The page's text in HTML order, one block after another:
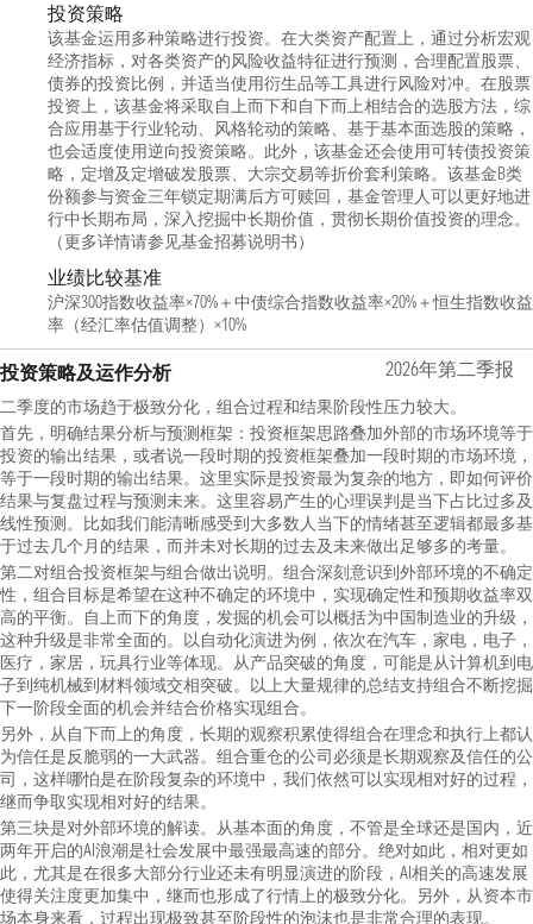
投资策略
该基金运用多种策略进行投资。在大类资产配置上，通过分析宏观
经济指标，对各类资产的风险收益特征进行预测，合理配置股票、
债券的投资比例，并适当使用衍生品等工具进行风险对冲。在股票
投资上，该基金将采取自上而下和自下而上相结合的选股方法，综
合应用基于行业轮动、风格轮动的策略、基于基本面选股的策略，
也会适度使用逆向投资策略。此外，该基金还会使用可转债投资策
略，定增及定增破发股票、大宗交易等折价套利策略。该基金B类
份额参与资金三年锁定期满后方可赎回，基金管理人可以更好地进
行中长期布局，深入挖掘中长期价值，贯彻长期价值投资的理念。
（更多详情请参见基金招募说明书）
业绩比较基准
沪深300指数收益率×70%＋中债综合指数收益率×20%＋恒生指数收益
率（经汇率估值调整）×10%
投资策略及运作分析 2026年第二季报
二季度的市场趋于极致分化，组合过程和结果阶段性压力较大。
首先，明确结果分析与预测框架：投资框架思路叠加外部的市场环境等于
投资的输出结果，或者说一段时期的投资框架叠加一段时期的市场环境，
等于一段时期的输出结果。这里实际是投资最为复杂的地方，即如何评价
结果与复盘过程与预测未来。这里容易产生的心理误判是当下占比过多及
线性预测。比如我们能清晰感受到大多数人当下的情绪甚至逻辑都最多基
于过去几个月的结果，而并未对长期的过去及未来做出足够多的考量。
第二对组合投资框架与组合做出说明。组合深刻意识到外部环境的不确定
性，组合目标是希望在这种不确定的环境中，实现确定性和预期收益率双
高的平衡。自上而下的角度，发掘的机会可以概括为中国制造业的升级，
这种升级是非常全面的。以自动化演进为例，依次在汽车，家电，电子，
医疗，家居，玩具行业等体现。从产品突破的角度，可能是从计算机到电
子到纯机械到材料领域交相突破。以上大量规律的总结支持组合不断挖掘
下一阶段全面的机会并结合价格实现组合。
另外，从自下而上的角度，长期的观察积累使得组合在理念和执行上都认
为信任是反脆弱的一大武器。组合重仓的公司必须是长期观察及信任的公
司，这样哪怕是在阶段复杂的环境中，我们依然可以实现相对好的过程，
继而争取实现相对好的结果。
第三块是对外部环境的解读。从基本面的角度，不管是全球还是国内，近
两年开启的AI浪潮是社会发展中最强最高速的部分。绝对如此，相对更如
此，尤其是在很多大部分行业还未有明显演进的阶段，AI相关的高速发展
使得关注度更加集中，继而也形成了行情上的极致分化。另外，从资本市
场本身来看，过程出现极致甚至阶段性的泡沫也是非常合理的表现。